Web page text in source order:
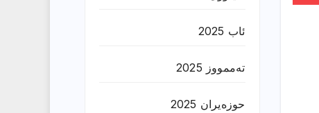
ئاب 2025
تەممووز 2025
حوزه‌یران 2025